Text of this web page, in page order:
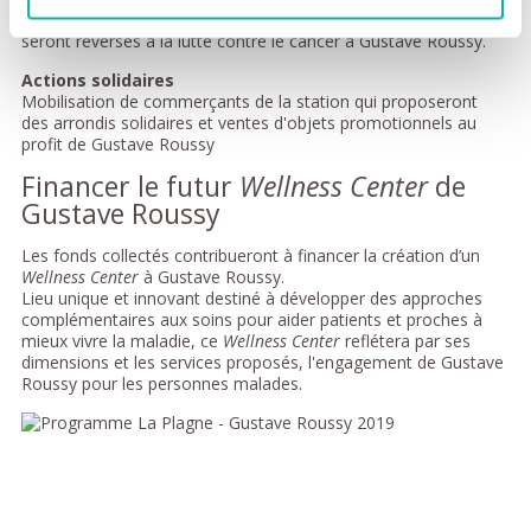
bobsleigh des JO de 1992. Pour chaque descente achetée, 4 €
seront reversés à la lutte contre le cancer à Gustave Roussy.
Actions solidaires
Mobilisation de commerçants de la station qui proposeront
des arrondis solidaires et ventes d'objets promotionnels au
profit de Gustave Roussy
Financer le futur Wellness Centerde
Gustave Roussy
Les fonds collectés contribueront à financer la création d’un
Wellness Centerà Gustave Roussy.
Lieu unique et innovant destiné à développer des approches
complémentaires aux soins pour aider patients et proches à
mieux vivre la maladie, ce Wellness Centerreflétera par ses
dimensions et les services proposés, l'engagement de Gustave
Roussy pour les personnes malades.